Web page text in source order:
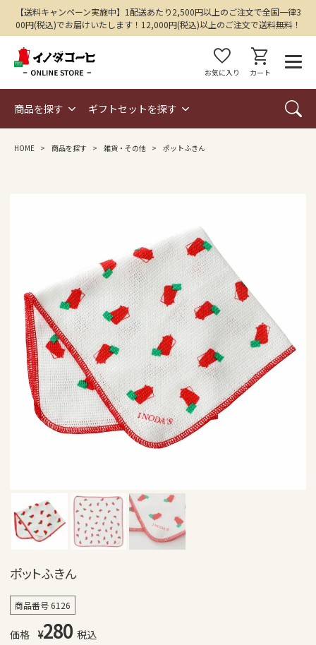
【送料キャンペーン実施中】1配送あたり2,500円以上のご注文で全国一律3
00円(税込)でお届けいたします！12,000円(税込)以上のご注文で送料無料！
favorite
お気に入り
shopping_cart
カート
商品を探す ギフトセットを探す
HOME 商品を探す 雑貨・その他 ポットふきん
ポットふきん
商品番号6126
¥280 税込